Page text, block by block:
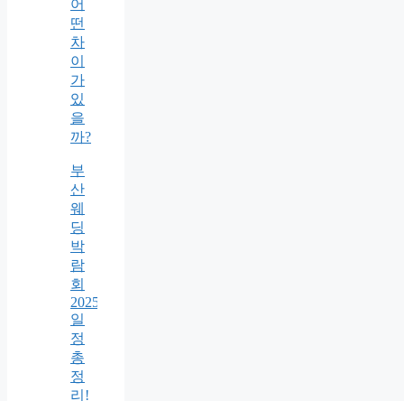
어
떤
차
이
가
있
을
까?
부
산
웨
딩
박
람
회
2025
일
정
총
정
리!